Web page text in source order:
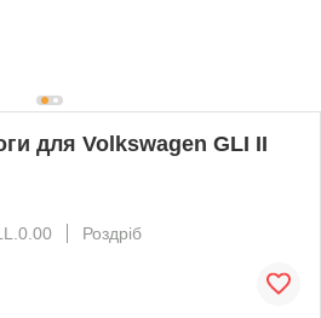
для Volkswagen GLI II
Роздріб